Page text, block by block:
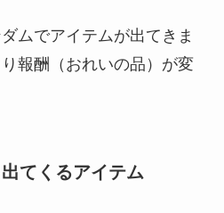
ムでアイテムが出てきま
報酬（おれいの品）が変
てくるアイテム